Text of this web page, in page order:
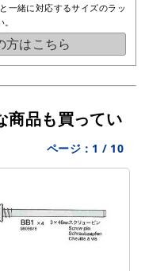
一緒に対応するサイズのラッ
方はこちら
ページ： 1 / 10